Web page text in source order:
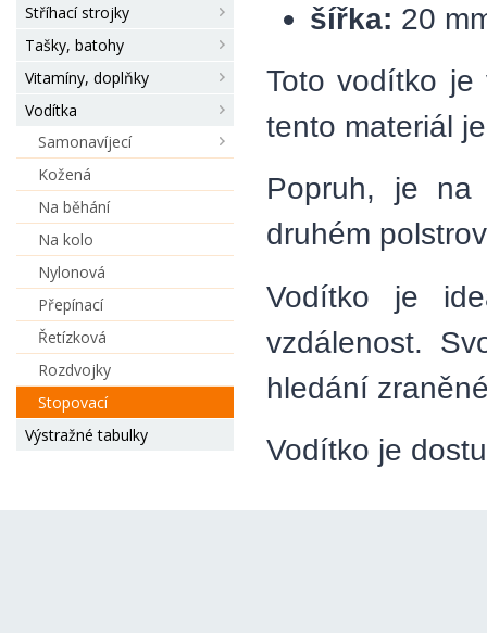
Stříhací strojky
Tašky, batohy
Vitamíny, doplňky
Vodítka
Samonavíjecí
Kožená
Na běhání
Na kolo
Nylonová
Přepínací
Řetízková
Rozdvojky
Stopovací
Výstražné tabulky
šířka: 20
Toto vodítko je
tento materiál
Popruh, je na
druhém
Vodítko je
vzdálenost.
hledání
Vodítko je